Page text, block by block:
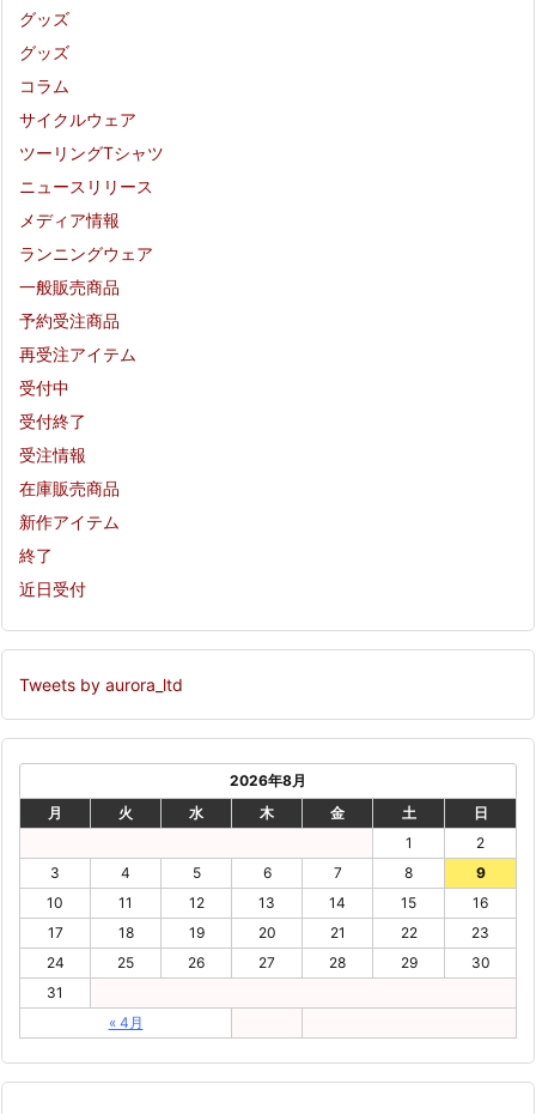
グッズ
グッズ
コラム
サイクルウェア
ツーリングTシャツ
ニュースリリース
メディア情報
ランニングウェア
一般販売商品
予約受注商品
再受注アイテム
受付中
受付終了
受注情報
在庫販売商品
新作アイテム
終了
近日受付
Tweets by aurora_ltd
2026年8月
月
火 水 木 金 土 日
« 4月
1
2
3
4 5 6 7 8
9
10
11 12 13 14 15
16
17
18 19 20 21 22
23
24
25 26 27 28 29
30
31